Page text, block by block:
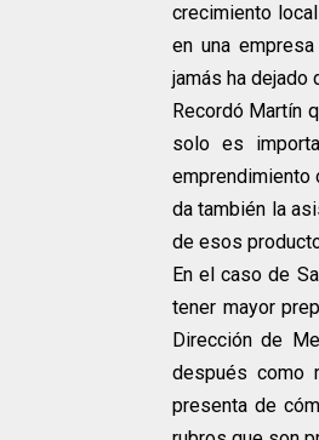
crecimiento
en una
jamás ha dejado
Recordó Martín
solo es
emprendimiento
da también la
de esos
En el caso de
tener mayor
Dirección de
después como
presenta de